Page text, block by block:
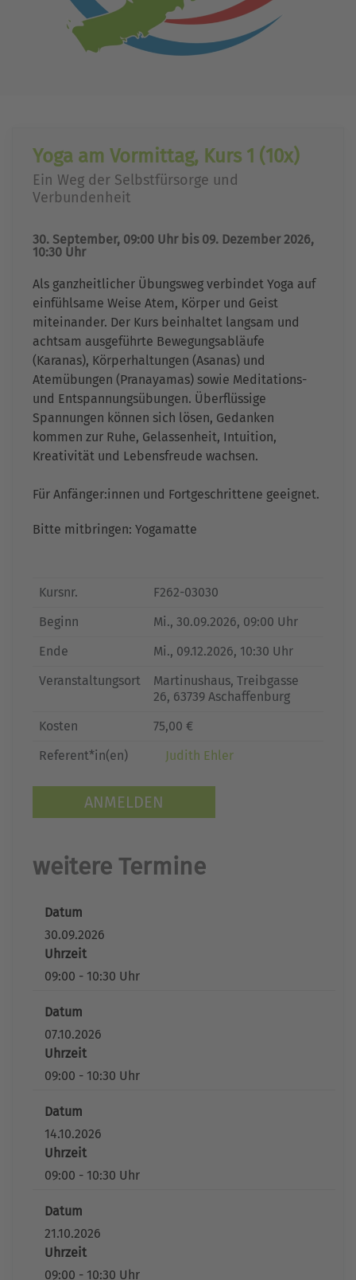
Yoga am Vormittag, Kurs 1 (10x)
Ein Weg der Selbstfürsorge und
Verbundenheit
30. September, 09:00 Uhr bis 09. Dezember 2026,
10:30 Uhr
Als ganzheitlicher Übungsweg verbindet Yoga auf
einfühlsame Weise Atem, Körper und Geist
miteinander. Der Kurs beinhaltet langsam und
achtsam ausgeführte Bewegungsabläufe
(Karanas), Körperhaltungen (Asanas) und
Atemübungen (Pranayamas) sowie Meditations-
und Entspannungsübungen. Überflüssige
Spannungen können sich lösen, Gedanken
kommen zur Ruhe, Gelassenheit, Intuition,
Kreativität und Lebensfreude wachsen.
Für Anfänger:innen und Fortgeschrittene geeignet.
Bitte mitbringen: Yogamatte
Kursnr.
F262-03030
Beginn
Mi., 30.09.2026, 09:00 Uhr
Ende
Mi., 09.12.2026, 10:30 Uhr
Veranstaltungsort
Martinushaus, Treibgasse
26, 63739 Aschaffenburg
Kosten
75,00 €
Referent*in(en)
Judith Ehler
ANMELDEN
weitere Termine
Datum
30.09.2026
Uhrzeit
09:00 - 10:30 Uhr
Datum
07.10.2026
Uhrzeit
09:00 - 10:30 Uhr
Datum
14.10.2026
Uhrzeit
09:00 - 10:30 Uhr
Datum
21.10.2026
Uhrzeit
09:00 - 10:30 Uhr